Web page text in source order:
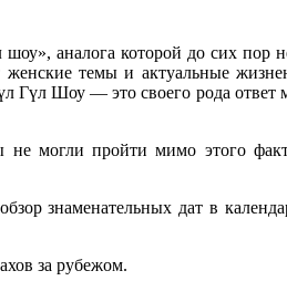
аналога которой до сих пор
женские темы и актуальные
Гүл Шоу — это своего рода
могли пройти мимо этого
знаменательных дат в
за рубежом.